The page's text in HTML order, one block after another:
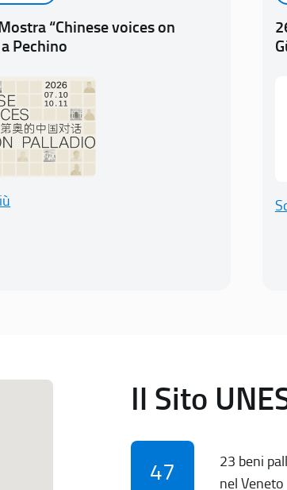
“Chinese voices on
Pechino
Il Sito
47
23 beni
nel Veneto